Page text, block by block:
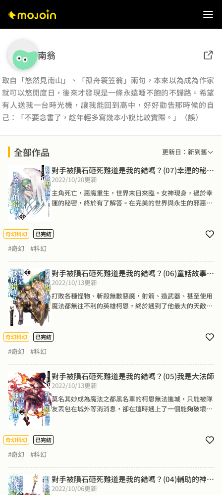
南翁
取自「悠然見南山」、「孤舟簑笠翁」兩句，本來以為成為作家
就可以悠閒度日，後來才發現是一條永遠睡不飽的不歸路。希望
有人送我一台時光機，讓我能回到高中，好好勸告那時候的自
己：「不要念書了，趁年輕多寫幾本小說比較實際。」（誤）
全部作品 更新日：新到舊
對手被隕石砸死難道是我的錯嗎？(07)幸運的秘密
(END)
2022/10/20更新
主角死亡，惡魔重生，世界末日來臨。女神現身，過於幸
運的秘密，終於有了解答。在完美的世界與永生的邪惡之
奇幻科幻 已完結
#奇幻 #科幻
對手被隕石砸死難道是我的錯嗎？(06)童話故事的
結局
2022/10/13更新
打敗各種怪物、斬殺無數惡魔，射箭、造武器、甚至使用
魔法都無往不利的英雄柯恩，終於遇到了他最大的天敵─
噁噁噁噁噁噁噁噁噁噁！」這樣吧。
奇幻科幻 已完結
#奇幻 #科幻
對手被隕石砸死難道是我的錯嗎？(05)我是大法師
2022/10/13更新
莫名其妙成為魔法之都黑名單的柯恩無法進城，只能被隊
友丟包在城外等消消息，卻在這時遇上了一個能夠破壞一
這根本不是他所想要的，兩人不禁惺惺相惜，有了同病相
奇幻科幻 已完結
#奇幻 #科幻
對手被隕石砸死難道是我的錯嗎？(04)輔助的神工
匠
2022/10/06更新